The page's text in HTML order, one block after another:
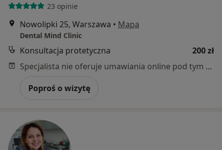
23 opinie
Nowolipki 25, Warszawa • Mapa
Dental Mind Clinic
Konsultacja protetyczna
200 zł
Specjalista nie oferuje umawiania online pod tym adresem.
Poproś o wizytę